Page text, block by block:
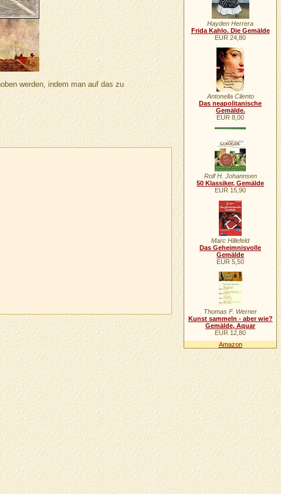
werden, indem man auf das zu
Hayden Herrera
Frida Kahlo. Die Gemälde
EUR 24,80
Antonella Cilento
Das neapolitanische
Gemälde.
EUR 8,00
Rolf H. Johannsen
50 Klassiker, Gemälde
EUR 15,90
Marc Hillefeld
Das Geheimnisvolle
Gemälde
EUR 5,50
Thomas F. Werner
Kunst sammeln - aber wie?
Gemälde, Aquar
EUR 12,80
Amazon